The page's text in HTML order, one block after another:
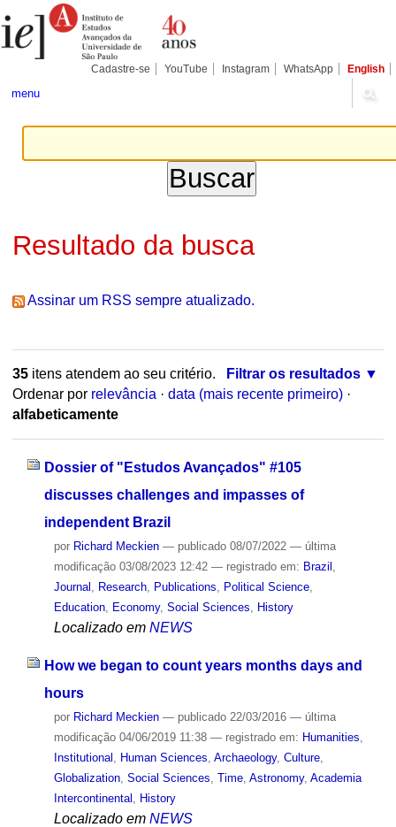
para
conteúdo.
Pessoais
Cadastre-se YouTube Instagram WhatsApp English
menu
Resultado da busca
Assinar um RSS sempre atualizado.
35itens atendem ao seu critério.
Filtrar os resultados
Ordenar por relevância · data (mais recente primeiro) ·
alfabeticamente
Dossier of "Estudos Avançados" #105
discusses challenges and impasses of
independent Brazil
por Richard Meckien — publicado08/07/2022 — última
modificação03/08/2023 12:42 — registrado em: Brazil
Journal
Research, Publications Political Science,
Education, Economy, Social Sciences History
Localizado em NEWS
How we began to count years months days and
hours
por Richard Meckien — publicado22/03/2016 — última
modificação04/06/2019 11:38 — registrado em: Humanities
Institutional
Human Sciences Archaeology, Culture,
Globalization, Social Sciences Time, Astronomy, Academia
Intercontinental
History
Localizado em NEWS